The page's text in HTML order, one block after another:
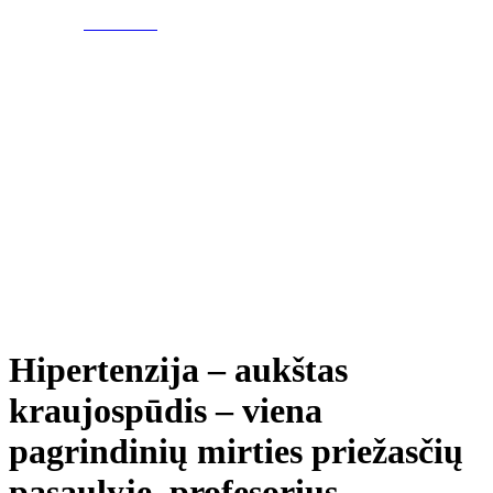
Hipertenzija – aukštas
kraujospūdis – viena
pagrindinių mirties priežasčių